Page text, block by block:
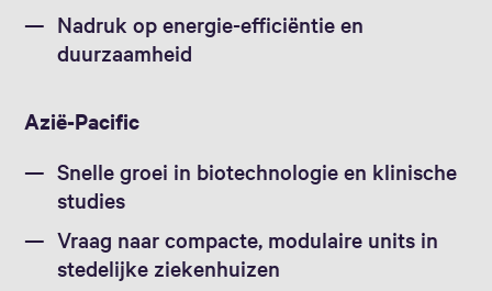
Nadruk op energie-efficiëntie en
duurzaamheid
Azië-Pacific
Snelle groei in biotechnologie en klinische
studies
Vraag naar compacte, modulaire units in
stedelijke ziekenhuizen